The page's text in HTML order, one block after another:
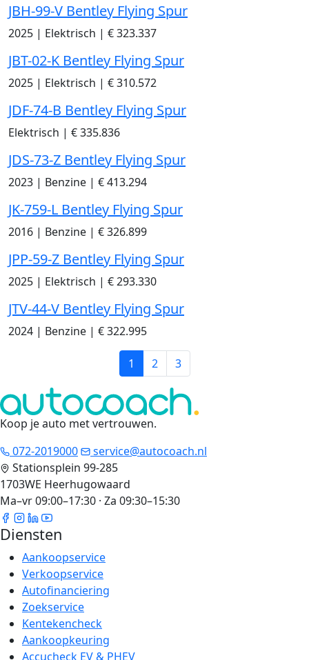
JBH-99-V Bentley Flying Spur
2025 | Elektrisch | € 323.337
JBT-02-K Bentley Flying Spur
2025 | Elektrisch | € 310.572
JDF-74-B Bentley Flying Spur
Elektrisch | € 335.836
JDS-73-Z Bentley Flying Spur
2023 | Benzine | € 413.294
JK-759-L Bentley Flying Spur
2016 | Benzine | € 326.899
JPP-59-Z Bentley Flying Spur
2025 | Elektrisch | € 293.330
JTV-44-V Bentley Flying Spur
2024 | Benzine | € 322.995
1 2 3
Koop je auto met vertrouwen.
072-2019000
service@autocoach.nl
Stationsplein 99-285
1703WE Heerhugowaard
Ma–vr 09:00–17:30 · Za 09:30–15:30
Diensten
Aankoopservice
Verkoopservice
Autofinanciering
Zoekservice
Kentekencheck
Aankoopkeuring
Accucheck EV & PHEV